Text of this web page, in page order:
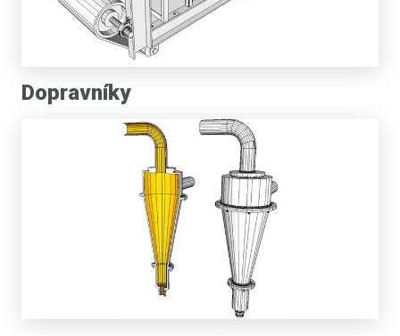
Dopravníky